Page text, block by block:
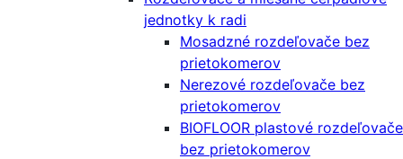
jednotky k radi
Mosadzné rozdeľovače bez
prietokomerov
Nerezové rozdeľovače bez
prietokomerov
BIOFLOOR plastové rozdeľovače
bez prietokomerov